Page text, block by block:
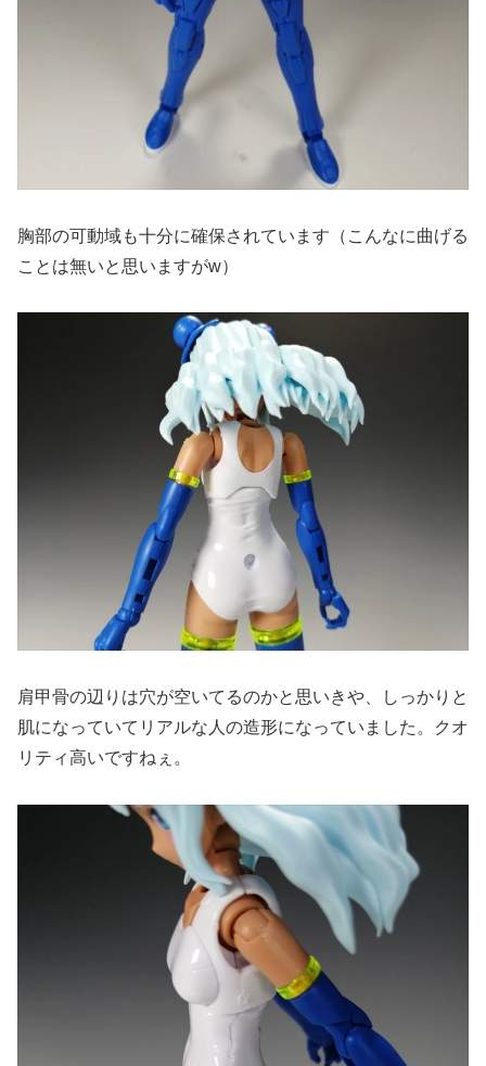
胸部の可動域も十分に確保されています（こんなに曲げる
ことは無いと思いますがw）
肩甲骨の辺りは穴が空いてるのかと思いきや、しっかりと
肌になっていてリアルな人の造形になっていました。クオ
リティ高いですねぇ。